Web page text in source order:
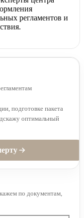
регламентов и
подготовке пакета
оптимальный
по документам,